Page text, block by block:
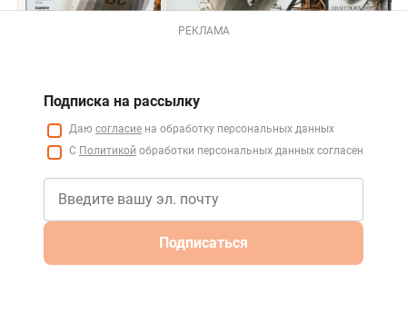
РЕКЛАМА
Подписка на рассылку
Даю согласие на обработку персональных данных
С Политикой обработки персональных данных согласен
Подписаться